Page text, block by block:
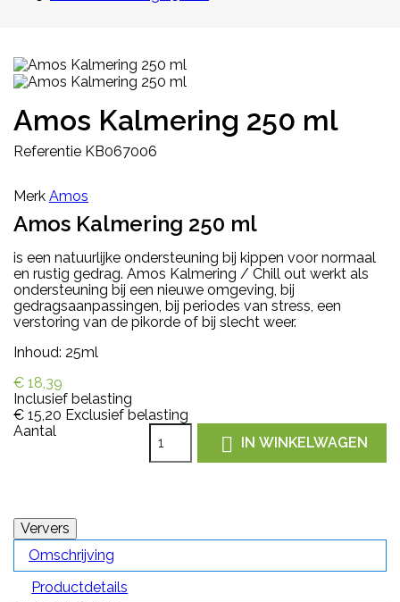
Amos Kalmering 250 ml
Referentie KB067006
Merk Amos
Amos Kalmering 250 ml
is een natuurlijke ondersteuning bij kippen voor normaal
en rustig gedrag. Amos Kalmering / Chill out werkt als
ondersteuning bij een nieuwe omgeving, bij
gedragsaanpassingen, bij periodes van stress, een
verstoring van de pikorde of bij slecht weer.
Inhoud: 25ml
€ 18,39
Inclusief belasting
€ 15,20 Exclusief belasting
Aantal
 IN WINKELWAGEN
Omschrijving
Productdetails